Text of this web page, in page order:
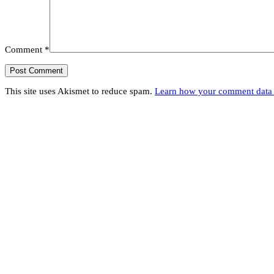
Comment *
This site uses Akismet to reduce spam. Learn how your comment data